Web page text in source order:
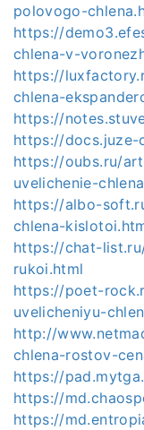
polovogo-
https://
chlena-v-
https://
chlena-
https://
https://docs.juze-
https://oubs.ru/
uvelichenie-
https://albo-
chlena-
https://chat-
rukoi.html
https://poet-
uvelicheniyu-
http://
chlena-rostov-
https://
https://
https://